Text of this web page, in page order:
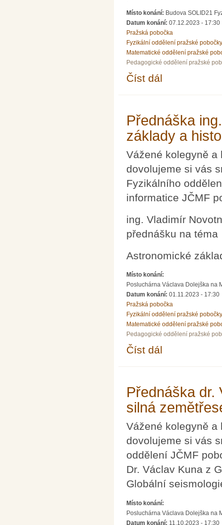
Místo konání: Budova SOLID21
Datum konání: 07.12.2023 - 17:30
Pražská pobočka
Fyzikální oddělení pražské pobočky
Matematické oddělení pražské
Pedagogické oddělení pražské
Číst dál
Přednáška
základy a
Vážené kolegyně a
dovolujeme si vás
Fyzikálního
informatice JČMF
ing. Vladimír
přednášku na téma
Astronomické
Místo konání:
Posluchárna Václava Dolejška na
Datum konání: 01.11.2023 - 17:30
Pražská pobočka
Fyzikální oddělení pražské pobočky
Matematické oddělení pražské
Pedagogické oddělení pražské
Číst dál
Přednáška dr.
silná
Vážené kolegyně a
dovolujeme si vás
oddělení JČMF
Dr. Václav Kuna z
Globální
Místo konání:
Posluchárna Václava Dolejška na
Datum konání: 11.10.2023 - 17:30